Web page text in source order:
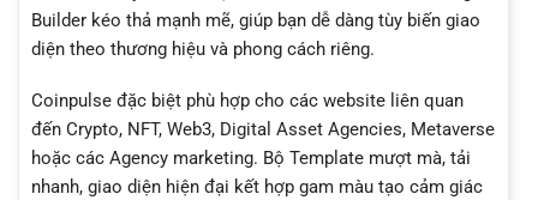
Builder kéo thả mạnh mẽ, giúp bạn dễ dàng tùy biến giao
diện theo thương hiệu và phong cách riêng.
Coinpulse đặc biệt phù hợp cho các website liên quan
đến Crypto, NFT, Web3, Digital Asset Agencies, Metaverse
hoặc các Agency marketing. Bộ Template mượt mà, tải
nhanh, giao diện hiện đại kết hợp gam màu tạo cảm giác